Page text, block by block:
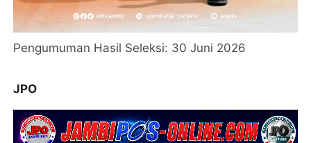
Pengumuman Hasil Seleksi: 30 Juni 2026
JPO